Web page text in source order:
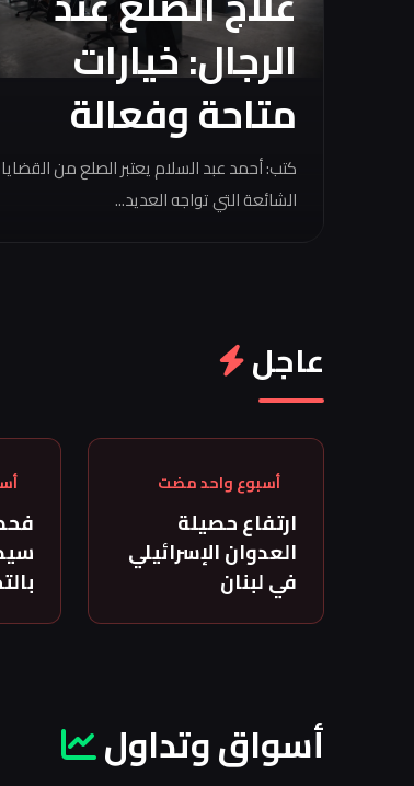
الرجال: خيارات
متاحة وفعالة
كتب: أحمد عبد السلام يعتبر الصلع من القضايا
الشائعة التي تواجه العديد...
عاجل
أسبوع واحد مضت
ارتفاع حصيلة
العدوان الإسرائيلي
في لبنان
أسواق وتداول